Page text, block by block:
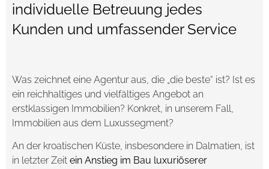
individuelle Betreuung jedes
Kunden und umfassender Service
Was zeichnet eine Agentur aus, die „die beste“ ist? Ist es
ein reichhaltiges und vielfältiges Angebot an
erstklassigen Immobilien? Konkret, in unserem Fall,
Immobilien aus dem Luxussegment?
An der kroatischen Küste, insbesondere in Dalmatien, ist
in letzter Zeit ein Anstieg im Bau luxuriöserer